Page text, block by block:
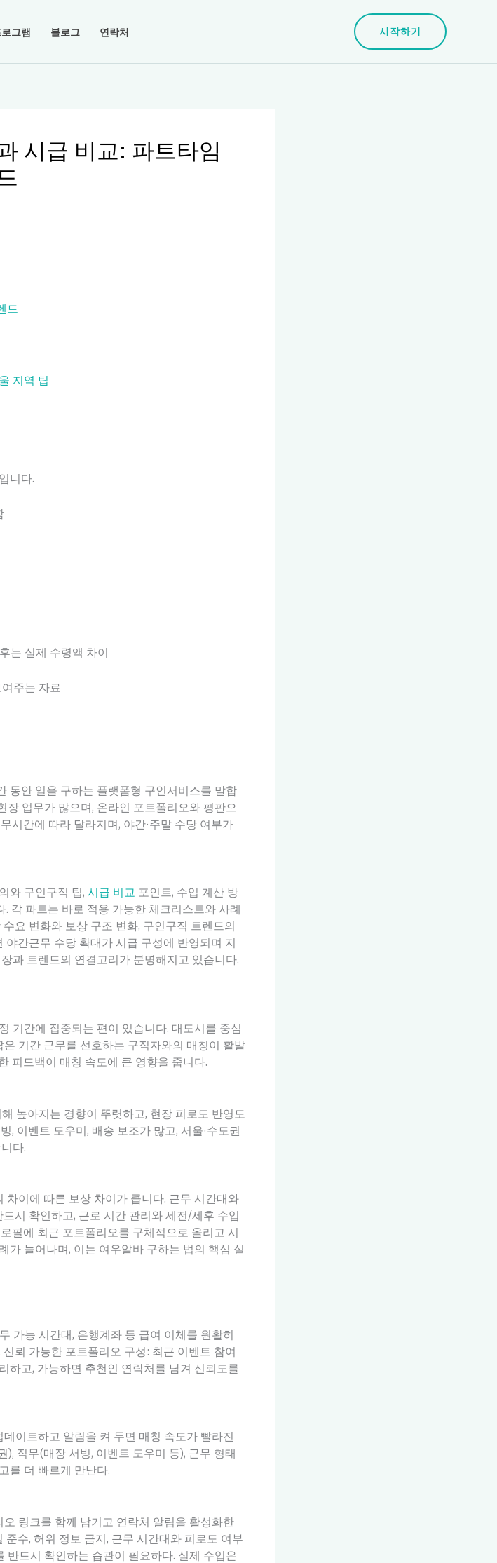
그램 블로그 연락처 시작하기
시급 비교: 파트타임
드
지역 팁
니다.
는 실제 수령액 차이
주는 자료
동안 일을 구하는 플랫폼형 구인서비스를 말합
장 업무가 많으며, 온라인 포트폴리오와 평판으
시간에 따라 달라지며, 야간·주말 수당 여부가
와 구인구직 팁, 시급 비교 포인트, 수입 계산 방
각 파트는 바로 적용 가능한 체크리스트와 사례
요 변화와 보상 구조 변화, 구인구직 트렌드의
간근무 수당 확대가 시급 구성에 반영되며 지
과 트렌드의 연결고리가 분명해지고 있습니다.
기간에 집중되는 편이 있습니다. 대도시를 중심
기간 근무를 선호하는 구직자와의 매칭이 활발
피드백이 매칭 속도에 큰 영향을 줍니다.
높아지는 경향이 뚜렷하고, 현장 피로도 반영도
, 이벤트 도우미, 배송 보조가 많고, 서울·수도권
다.
차이에 따른 보상 차이가 큽니다. 근무 시간대와
시 확인하고, 근로 시간 관리와 세전/세후 수입
필에 최근 포트폴리오를 구체적으로 올리고 시
가 늘어나며, 이는 여우알바 구하는 법의 핵심 실
가능 시간대, 은행계좌 등 급여 이체를 원활히
뢰 가능한 포트폴리오 구성: 최근 이벤트 참여
하고, 가능하면 추천인 연락처를 남겨 신뢰도를
이트하고 알림을 켜 두면 매칭 속도가 빨라진
), 직무(매장 서빙, 이벤트 도우미 등), 근무 형태
를 더 빠르게 만난다.
링크를 함께 남기고 연락처 알림을 활성화한
수, 허위 정보 금지, 근무 시간대와 피로도 여부
반드시 확인하는 습관이 필요하다. 실제 수입은